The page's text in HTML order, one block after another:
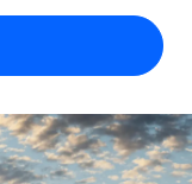
管理
ョンと支払スピー